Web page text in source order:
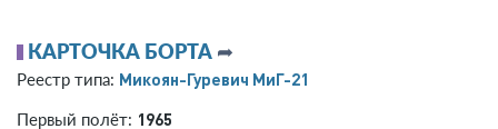
КАРТОЧКА БОРТА ➦
Реестр типа: Микоян-Гуревич МиГ-21
Первый полёт: 1965